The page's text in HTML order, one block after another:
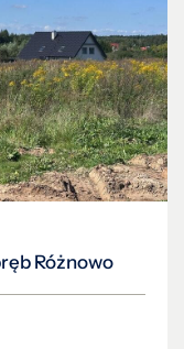
Różnowo